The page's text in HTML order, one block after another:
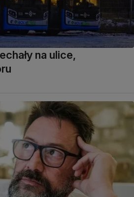
na ulice,